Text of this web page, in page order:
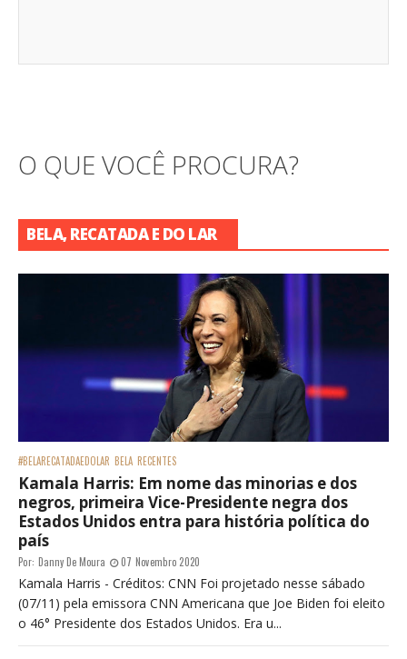
O QUE VOCÊ PROCURA?
BELA, RECATADA E DO LAR
#BELARECATADAEDOLAR BELA RECENTES
Kamala Harris: Em nome das minorias e dos
negros, primeira Vice-Presidente negra dos
Estados Unidos entra para história política do
país
Por: Danny De Moura 07 Novembro 2020
Kamala Harris - Créditos: CNN Foi projetado nesse sábado
(07/11) pela emissora CNN Americana que Joe Biden foi eleito
o 46° Presidente dos Estados Unidos. Era u...